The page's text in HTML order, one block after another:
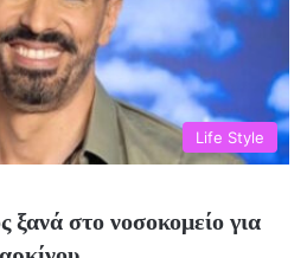
Life Style
στο νοσοκομείο για